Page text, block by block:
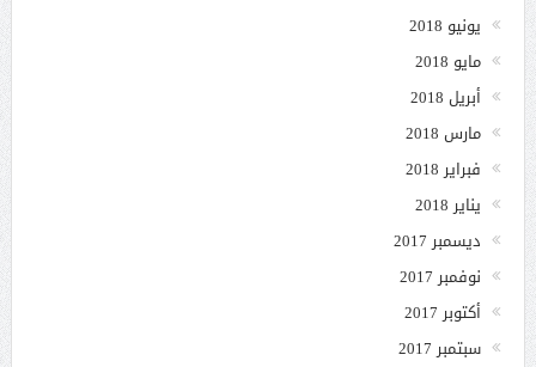
يونيو 2018
مايو 2018
أبريل 2018
مارس 2018
فبراير 2018
يناير 2018
ديسمبر 2017
نوفمبر 2017
أكتوبر 2017
سبتمبر 2017